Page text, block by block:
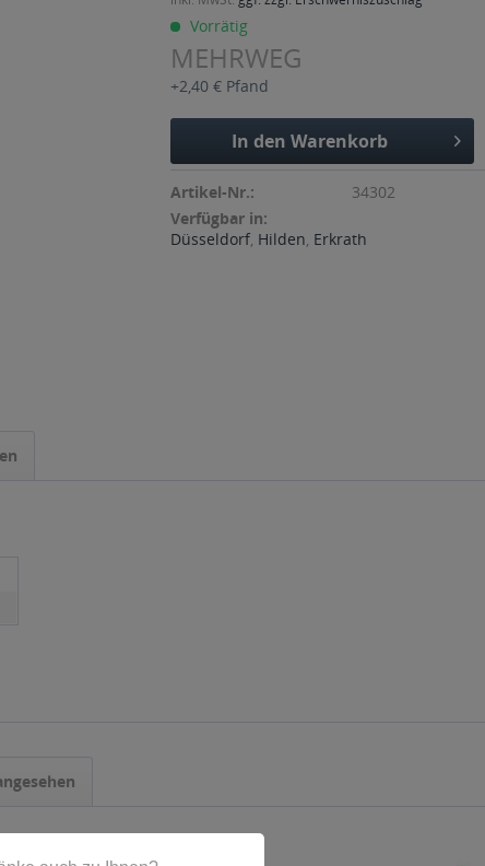
Vorrätig
MEHRWEG
+2,40 € Pfand
In den Warenkorb
Artikel-Nr.:
34302
Verfügbar in:
Düsseldorf, Hilden, Erkrath